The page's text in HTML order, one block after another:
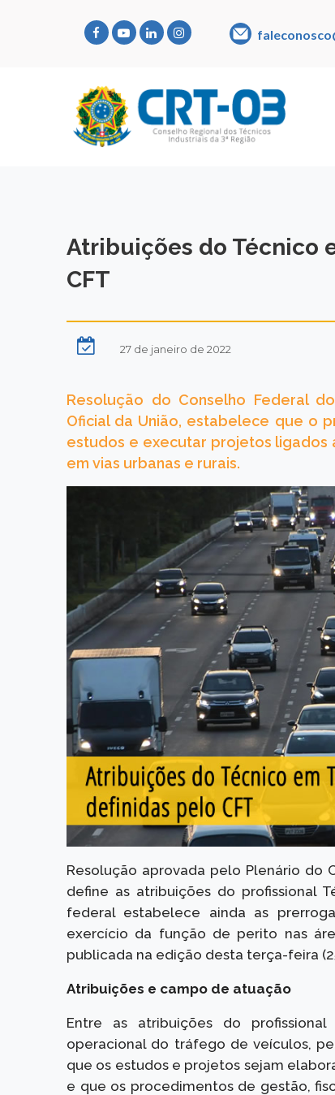
Atribuições do Técnico
CFT
27 de janeiro de 2022
Resolução do Conselho Federal
Oficial da União, estabelece que o
estudos e executar projetos
em vias urbanas e rurais.
Resolução aprovada pelo Plenário do
define as atribuições do profissional
federal estabelece ainda as
exercício da função de perito nas
publicada na edição desta terça-feira
Atribuições e campo de atuação
Entre as atribuições do
operacional do tráfego de veículos,
que os estudos e projetos sejam
e que os procedimentos de gestão,